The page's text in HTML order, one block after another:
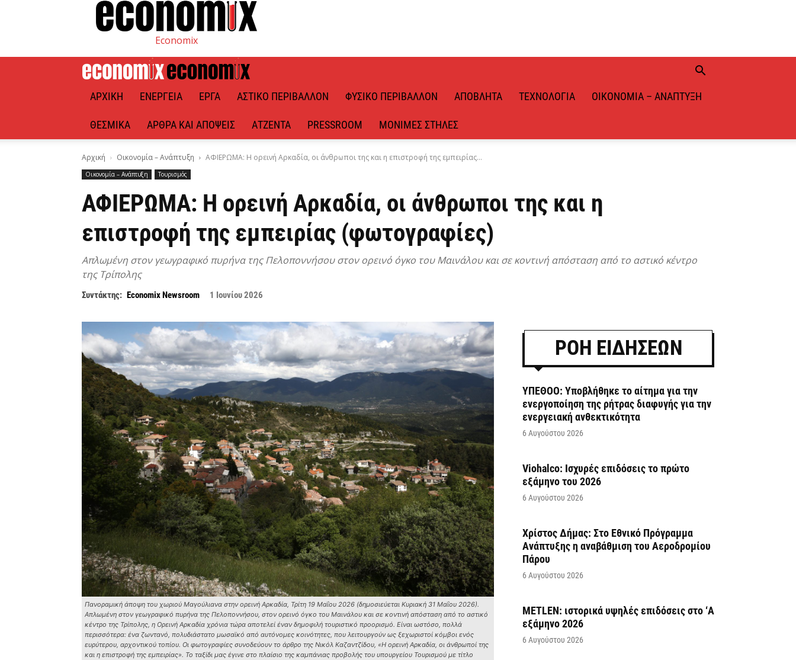
Economix
ΑΡΧΙΚΉ ΕΝΈΡΓΕΙΑ ΈΡΓΑ ΑΣΤΙΚΌ ΠΕΡΙΒΆΛΛΟΝ ΦΥΣΙΚΌ ΠΕΡΙΒΆΛΛΟΝ ΑΠΌΒΛΗΤΑ ΤΕΧΝΟΛΟΓΊΑ ΟΙΚΟΝΟΜΊΑ – ΑΝΆΠΤΥΞΗ
ΘΕΣΜΙΚΆ ΆΡΘΡΑ ΚΑΙ ΑΠΌΨΕΙΣ ΑΤΖΈΝΤΑ PRESSROOM ΜΌΝΙΜΕΣ ΣΤΉΛΕΣ
Αρχική Οικονομία – Ανάπτυξη ΑΦΙΕΡΩΜΑ: Η ορεινή Αρκαδία, οι άνθρωποι της και η επιστροφή της εμπειρίας...
Οικονομία – Ανάπτυξη Τουρισμός
ΑΦΙΕΡΩΜΑ: Η ορεινή Αρκαδία, οι άνθρωποι της και η
επιστροφή της εμπειρίας (φωτογραφίες)
Απλωμένη στον γεωγραφικό πυρήνα της Πελοποννήσου στον ορεινό όγκο του Μαινάλου και σε κοντινή απόσταση από το αστικό κέντρο
της Τρίπολης
Συντάκτης: Economix Newsroom 1 Ιουνίου 2026
Πανοραμική άποψη του χωριού Μαγούλιανα στην ορεινή Αρκαδία, Τρίτη 19 Μαΐου 2026 (δημοσιεύεται Κυριακή 31 Μαΐου 2026).
Απλωμένη στον γεωγραφικό πυρήνα της Πελοποννήσου, στον ορεινό όγκο του Μαινάλου και σε κοντινή απόσταση από το αστικό
κέντρο της Τρίπολης, η Ορεινή Αρκαδία χρόνια τώρα αποτελεί έναν δημοφιλή τουριστικό προορισμό. Είναι ωστόσο, πολλά
περισσότερα: ένα ζωντανό, πολυδιάστατο μωσαϊκό από αυτόνομες κοινότητες, που λειτουργούν ως ξεχωριστοί κόμβοι ενός
ευρύτερου, αρχοντικού τοπίου. Οι φωτογραφίες συνοδεύουν το άρθρο της Νικόλ Καζαντζίδου, «Η ορεινή Αρκαδία, οι άνθρωποί της
και η επιστροφή της εμπειρίας». Το ταξίδι μας έγινε στο πλαίσιο της καμπάνιας προβολής του υπουργείου Τουρισμού με τίτλο
ΡΟΗ ΕΙΔΗΣΕΩΝ
ΥΠΕΘΟΟ: Υποβλήθηκε το αίτημα για την
ενεργοποίηση της ρήτρας διαφυγής για την
ενεργειακή ανθεκτικότητα
6 Αυγούστου 2026
Viohalco: Ισχυρές επιδόσεις το πρώτο
εξάμηνο του 2026
6 Αυγούστου 2026
Χρίστος Δήμας: Στο Εθνικό Πρόγραμμα
Ανάπτυξης η αναβάθμιση του Αεροδρομίου
Πάρου
6 Αυγούστου 2026
METLEN: ιστορικά υψηλές επιδόσεις στο ‘A
εξάμηνο 2026
6 Αυγούστου 2026